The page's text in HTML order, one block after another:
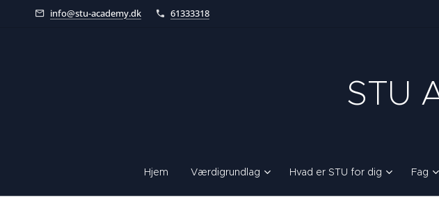
info@stu-academy.dk 61333318
STU
Hjem Værdigrundlag Hvad er STU for dig Fag